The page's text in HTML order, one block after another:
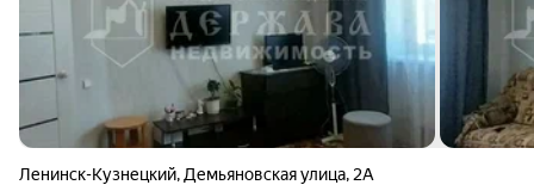
Ленинск-Кузнецкий, Демьяновская улица, 2А